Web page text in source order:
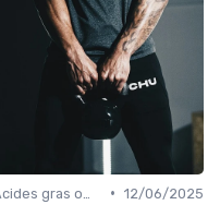
• 12/06/2025